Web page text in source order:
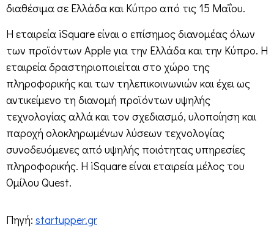
διαθέσιμα σε Ελλάδα και Κύπρο από τις 15 Μαΐου.
Η εταιρεία iSquare είναι ο επίσημος διανομέας όλων
των προϊόντων Apple για την Ελλάδα και την Κύπρο. Η
εταιρεία δραστηριοποιείται στο χώρο της
πληροφορικής και των τηλεπικοινωνιών και έχει ως
αντικείμενο τη διανομή προϊόντων υψηλής
τεχνολογίας αλλά και τον σχεδιασμό, υλοποίηση και
παροχή ολοκληρωμένων λύσεων τεχνολογίας
συνοδευόμενες από υψηλής ποιότητας υπηρεσίες
πληροφορικής. Η iSquare είναι εταιρεία μέλος του
Ομίλου Quest.
Πηγή: startupper.gr